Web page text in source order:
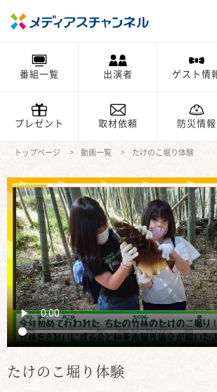
番組一覧 出演者 ゲスト情
プレゼント 取材依頼 防災情報
トップページ 動画一覧 たけのこ堀り体験
たけのこ堀り体験